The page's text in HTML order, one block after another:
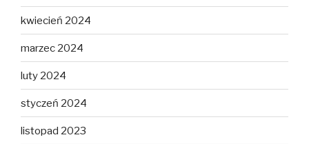
kwiecień 2024
marzec 2024
luty 2024
styczeń 2024
listopad 2023